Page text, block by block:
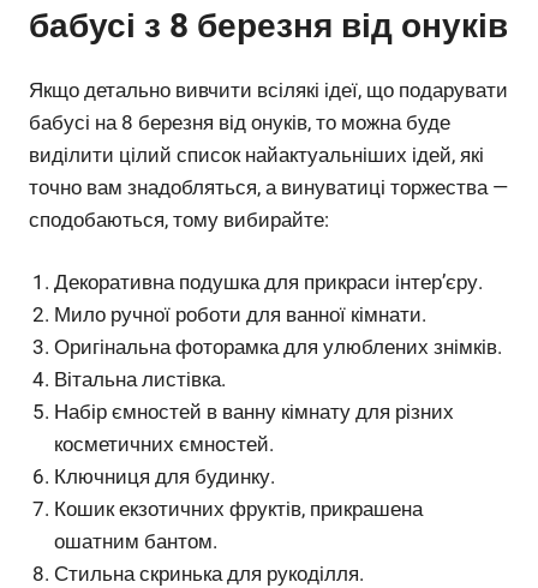
бабусі з 8 березня від онуків
Якщо детально вивчити всілякі ідеї, що подарувати
бабусі на 8 березня від онуків, то можна буде
виділити цілий список найактуальніших ідей, які
точно вам знадобляться, а винуватиці торжества —
сподобаються, тому вибирайте:
Декоративна подушка для прикраси інтер’єру.
Мило ручної роботи для ванної кімнати.
Оригінальна фоторамка для улюблених знімків.
Вітальна листівка.
Набір ємностей в ванну кімнату для різних
косметичних ємностей.
Ключниця для будинку.
Кошик екзотичних фруктів, прикрашена
ошатним бантом.
Стильна скринька для рукоділля.